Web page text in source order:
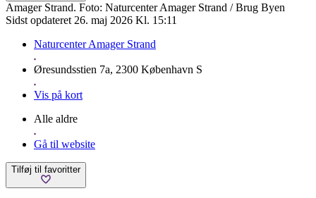
Amager Strand. Foto: Naturcenter Amager Strand / Brug Byen
Sidst opdateret 26. maj 2026 Kl. 15:11
Naturcenter Amager Strand
Øresundsstien 7a, 2300 København S
Vis på kort
Alle aldre
Gå til website
Tilføj til favoritter